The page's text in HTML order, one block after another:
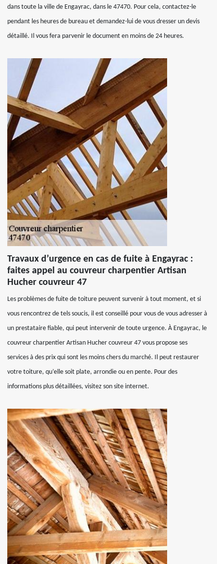
dans toute la ville de Engayrac, dans le 47470. Pour cela, contactez-le
pendant les heures de bureau et demandez-lui de vous dresser un devis
détaillé. Il vous fera parvenir le document en moins de 24 heures.
Travaux d’urgence en cas de fuite à Engayrac :
faites appel au couvreur charpentier Artisan
Hucher couvreur 47
Les problèmes de fuite de toiture peuvent survenir à tout moment, et si
vous rencontrez de tels soucis, il est conseillé pour vous de vous adresser à
un prestataire fiable, qui peut intervenir de toute urgence. À Engayrac, le
couvreur charpentier Artisan Hucher couvreur 47 vous propose ses
services à des prix qui sont les moins chers du marché. Il peut restaurer
votre toiture, qu’elle soit plate, arrondie ou en pente. Pour des
informations plus détaillées, visitez son site internet.